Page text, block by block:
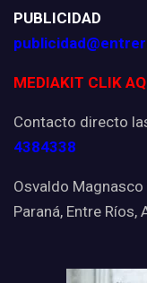
PUBLICIDAD
MEDIAKIT CLIK
Contacto directo
4384338
Osvaldo Magnasco
Paraná, Entre Ríos,